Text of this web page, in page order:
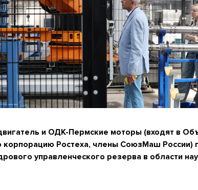
и ОДК-Пермские моторы (входят в
корпорацию Ростеха, члены СоюзМаш России)
управленческого резерва в области